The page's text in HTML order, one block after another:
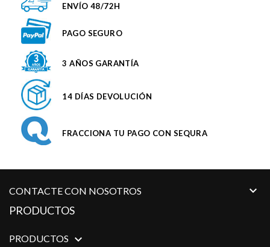
ENVÍO 48/72H
PAGO SEGURO
3 AÑOS GARANTÍA
14 DÍAS DEVOLUCIÓN
FRACCIONA TU PAGO CON SEQURA
CONTACTE CON NOSOTROS 
PRODUCTOS
PRODUCTOS 